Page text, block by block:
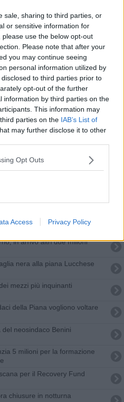
sale, sharing to third parties, or
or sensitive information for
use the below opt-out
Please note that after your
you may continue seeing
personal information utilized by
to third parties prior to
opt-out of the further
information by third parties on the
This information may
parties on the IAB’s List of
may further disclose it to other
Opt Outs
Access Privacy Policy
di Pistoia
con la fat-bike truccata
cavalcaferrovia nel 2026
passeggeri al giorno
ore di stop ai treni
nomi e deleghe
bonus per le bici dei pendolari
bici il Comune ti paga
piano per gestire il traffico
in arrivo altri due milioni
nera alla piana Lucchese
mezzi più inquinanti
della Piana vogliono voltare
del neosindaco Benini
5 milioni per la formazione
per il Recovery Fund
chiusure in notturna